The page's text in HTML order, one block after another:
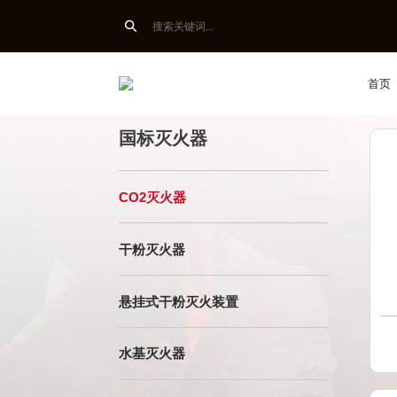

首页
国标灭火器
CO2灭火器
干粉灭火器
悬挂式干粉灭火装置
水基灭火器